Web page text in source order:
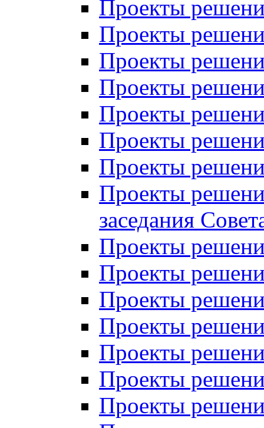
Проекты
Проекты
Проекты
Проекты
Проекты
Проекты
Проекты
Проекты
заседания
Проекты
Проекты
Проекты
Проекты
Проекты
Проекты
Проекты